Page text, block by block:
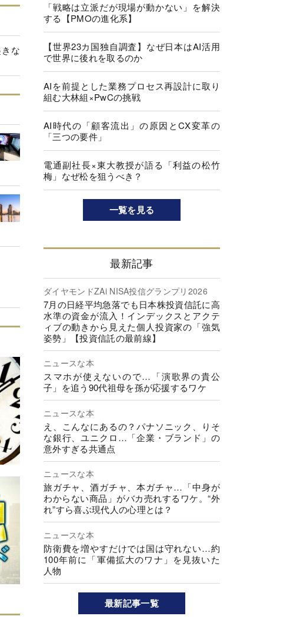
な
「戦略は立派だが現場が動かない」を解決
する【PMOの進化系】
【世界23カ国独自調査】なぜ日本はAI活用
で世界に後れを取るのか
AIを前提とした業務プロセス再設計に取り
組む大林組×PwCの挑戦
AI時代の「顧客流出」の原因とCX変革の
「三つの要件」
電通副社長×東大教授が語る「利益の松竹
梅」なぜ松を狙うべき？
一覧を見る
最新記事
ダイヤモンドZAi NISA投信グランプリ2026
7月の日経平均急落でも日本株投資信託に高
水準の資金が流入！インデックスとアクテ
ィブの動きから見えた個人投資家の「強気
姿勢」【投資信託の最前線】
ニュースな本
スマホが使えないので…「演歌界の貴公
子」を追う90代祖母を孫が応援するワケ
ニュースな本
え、こんなにあるの？パナソニック、りそ
な銀行、ユニクロ…「企業・ブランド」の
意外すぎる共通点
ニュースな本
旅ガチャ、酒ガチャ、本ガチャ…「中身が
わからない商品」がバカ売れするワケ。“外
れ”すら喜ぶ現代人の心理とは？
ニュースな本
防衛費を増やすだけでは国は守れない…約
100年前に「軍備拡大のワナ」を見抜いた
人物
最新記事一覧